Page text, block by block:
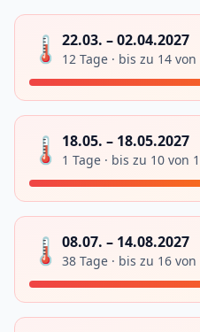
🌡️ 22.03. – 02.04.2027
12 Tage · bis zu 14
🌡️ 18.05. – 18.05.2027
1 Tage · bis zu 10 von
🌡️ 08.07. – 14.08.2027
38 Tage · bis zu 16